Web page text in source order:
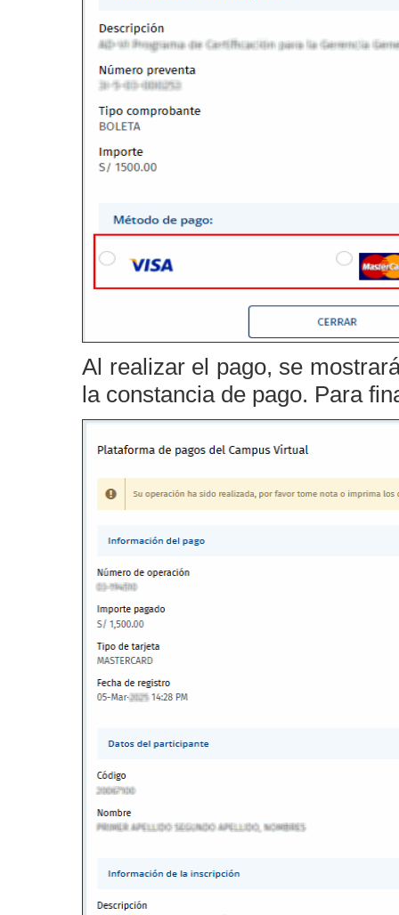
Al realizar el pago, se
la constancia de pago. Para